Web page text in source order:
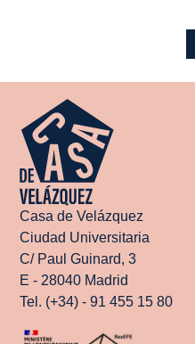
Casa de Velázquez
Ciudad Universitaria
C/ Paul Guinard, 3
E - 28040 Madrid
Tel. (+34) - 91 455 15 80